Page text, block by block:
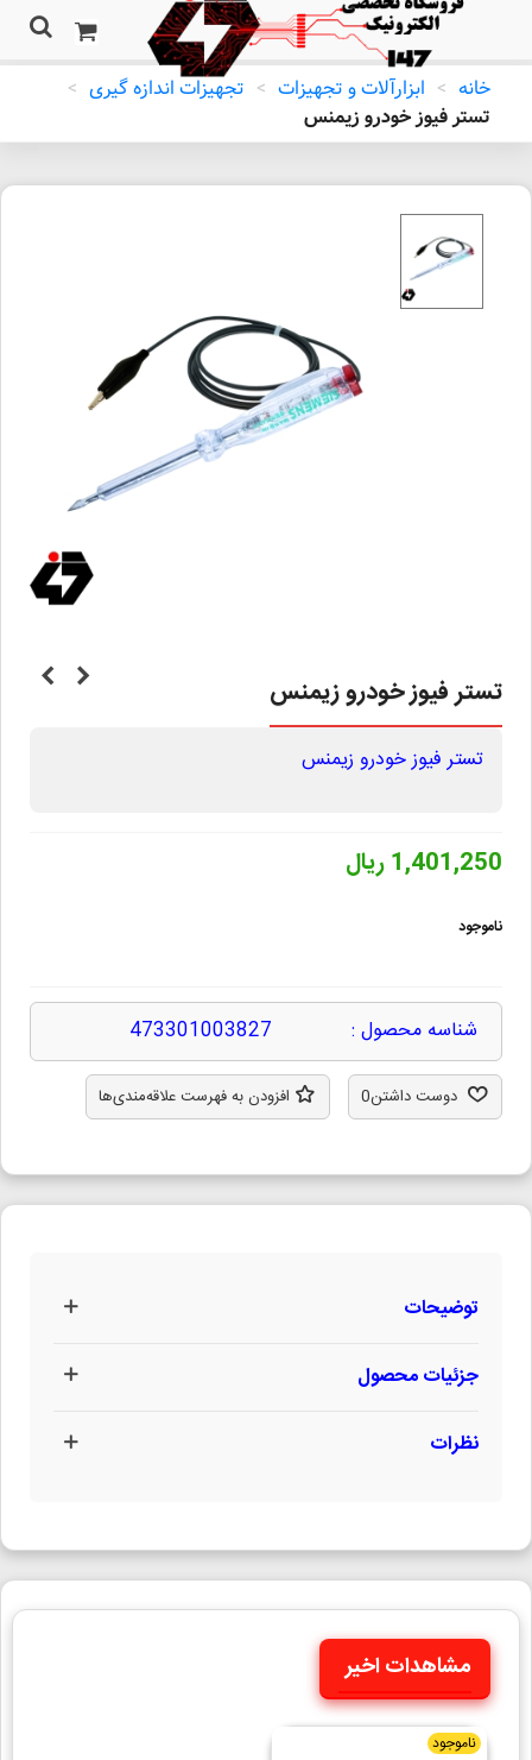
خانه > ابزارآلات و تجهیزات > تجهیزات اندازه گیری >
تستر فیوز خودرو زيمنس
تستر فیوز خودرو زيمنس
تستر فیوز خودرو زيمنس
1,401,250 ریال
ناموجود
شناسه محصول : 473301003827
دوست داشتن0 افزودن به فهرست علاقه‌مندی‌ها
توضیحات
جزئیات محصول
نظرات
مشاهدات اخیر
ناموجود